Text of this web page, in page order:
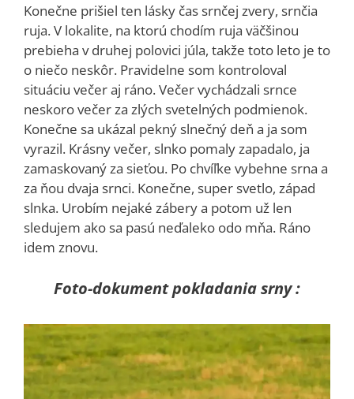
Konečne prišiel ten lásky čas srnčej zvery, srnčia
ruja. V lokalite, na ktorú chodím ruja väčšinou
prebieha v druhej polovici júla, takže toto leto je to
o niečo neskôr. Pravidelne som kontroloval
situáciu večer aj ráno. Večer vychádzali srnce
neskoro večer za zlých svetelných podmienok.
Konečne sa ukázal pekný slnečný deň a ja som
vyrazil. Krásny večer, slnko pomaly zapadalo, ja
zamaskovaný za sieťou. Po chvíľke vybehne srna a
za ňou dvaja srnci. Konečne, super svetlo, západ
slnka. Urobím nejaké zábery a potom už len
sledujem ako sa pasú neďaleko odo mňa. Ráno
idem znovu.
Foto-dokument pokladania srny :